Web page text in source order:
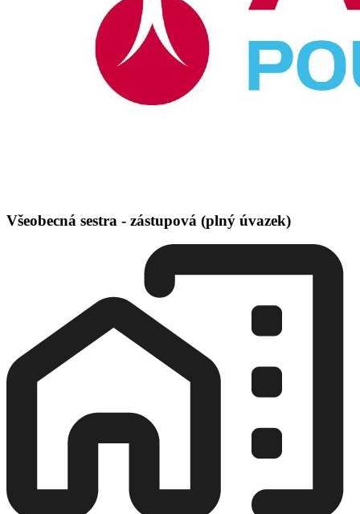
Všeobecná sestra - zástupová (plný úvazek)